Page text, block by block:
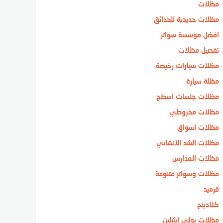
مظلات
مظلات حديدية للحدائق
افضل مؤسسة سواتر
تفصيل مظلات
مظلات سيارات رخيصة
مظلة سيارة
مظلات جلسات اسطح
مظلات مخروطي
مظلات اسواق
مظلات الشد الانشائي
مظلات المدارس
مظلات وسواتر متنوعة
قرميد
كلادينج
مظلات بولي ايثيلين